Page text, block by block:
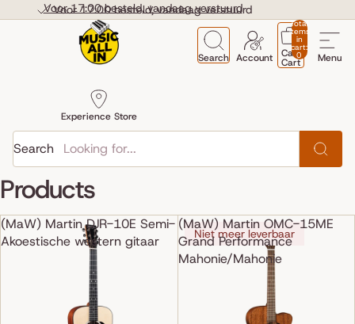
Voor 17:00 besteld, vandaag verstuurd
Voor 17:00 besteld, vandaag verstuurd
Menu
Search
Experience Store
Account
Total
items
in
cart:
0
Cart
Cart
Search
Products
(MaW) Martin DJR-10E Semi-
Akoestische western gitaar
(MaW) Martin OMC-15ME
Grand Performance
Mahonie/Mahonie
Niet meer leverbaar